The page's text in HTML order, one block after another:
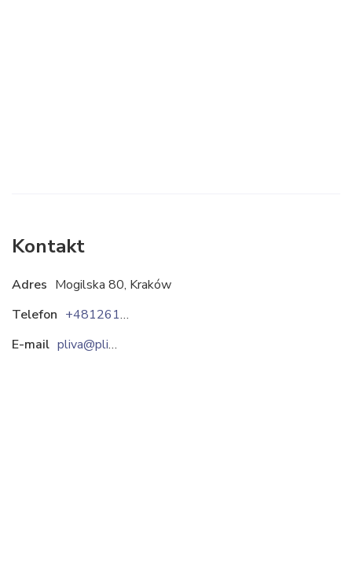
Kontakt
Adres Mogilska 80, Kraków
Telefon
+48126178000
E-mail
pliva@pliva.pl